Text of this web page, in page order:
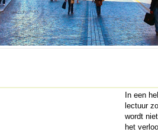
In een
lectuur
wordt
het